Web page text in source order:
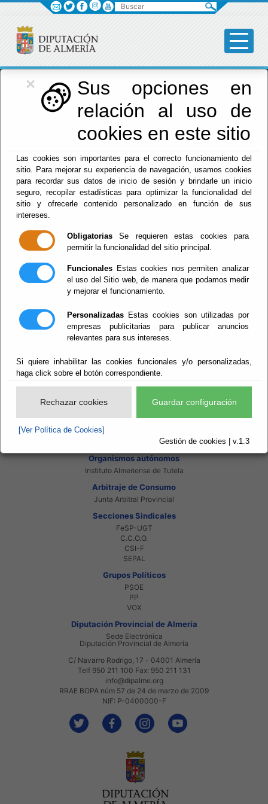
×
Sus opciones en
relación al uso de
cookies en este sitio
Las cookies son importantes para el correcto funcionamiento del
sitio. Para mejorar su experiencia de navegación, usamos cookies
para recordar sus datos de inicio de sesión y brindarle un inicio
seguro, recopilar estadísticas para optimizar la funcionalidad del
sitio y ofrecerle contenido personalizado en función de sus
intereses.
Obligatorias Se requieren estas cookies para
permitir la funcionalidad del sitio principal.
Funcionales Estas cookies nos permiten analizar
el uso del Sitio web, de manera que podamos medir
y mejorar el funcionamiento.
Personalizadas Estas cookies son utilizadas por
empresas publicitarias para publicar anuncios
relevantes para sus intereses.
Si quiere inhabilitar las cookies funcionales y/o personalizadas,
haga click sobre el botón correspondiente.
Rechazar cookies Guardar configuración
[Ver Política de Cookies]
Gestión de cookies | v.1.3
Diputación
Menú Diputación
El documento con referencia
228854B7690F5964C1257CFB002BF3D4
no existe.
Red Provincial
Intranet Provincial
Intranet Beneficiarios
Servicios EE.LL.
Red Provincial
Beneficiarios Red Provincial
Punto de Informacion del Catastro
Agencia Tributaria
Junta de Andalucia
Manual del Concejal
Consorcios
Bomberos Poniente
Almanzora Levante R.T.R.S.U.
Gestión de Residuos Sector-II
Organismos autónomos
Instituto Almeriense de Tutela
Arbitraje de Consumo
Junta Arbitral Provincial
Secciones Sindicales
FeSP-UGT
C.C.O.O.
CSI-F
SEPAL
Grupos Políticos
PSOE
PP
VOX
Diputación Provincial de Almería
Sede Electrónica
Diputación Provincial de Almería
C/ Navarro Rodrigo, 17 - 04001 Almería
Telf 950 211 100 Fax: 950 211 131
info@dipalme.org
RRAE BOPA núm 57 de 24 de marzo de 2009
NIF: P-0400000-F
Buscar